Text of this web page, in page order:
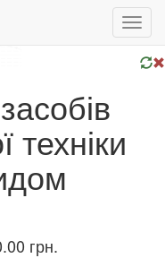
техніки
грн.